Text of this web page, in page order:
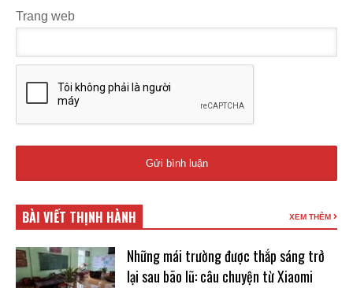
Trang web
BÀI VIẾT THỊNH HÀNH XEM THÊM
Những mái trường được thắp sáng trở
lại sau bão lũ: câu chuyện từ Xiaomi